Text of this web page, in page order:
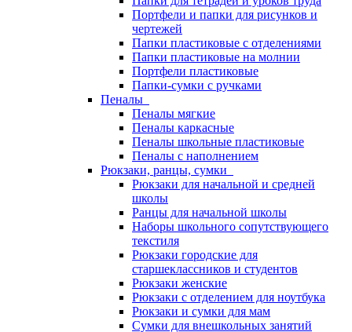
Портфели и папки для рисунков и
чертежей
Папки пластиковые с отделениями
Папки пластиковые на молнии
Портфели пластиковые
Папки-сумки с ручками
Пеналы
Пеналы мягкие
Пеналы каркасные
Пеналы школьные пластиковые
Пеналы с наполнением
Рюкзаки, ранцы, сумки
Рюкзаки для начальной и средней
школы
Ранцы для начальной школы
Наборы школьного сопутствующего
текстиля
Рюкзаки городские для
старшеклассников и студентов
Рюкзаки женские
Рюкзаки с отделением для ноутбука
Рюкзаки и сумки для мам
Сумки для внешкольных занятий